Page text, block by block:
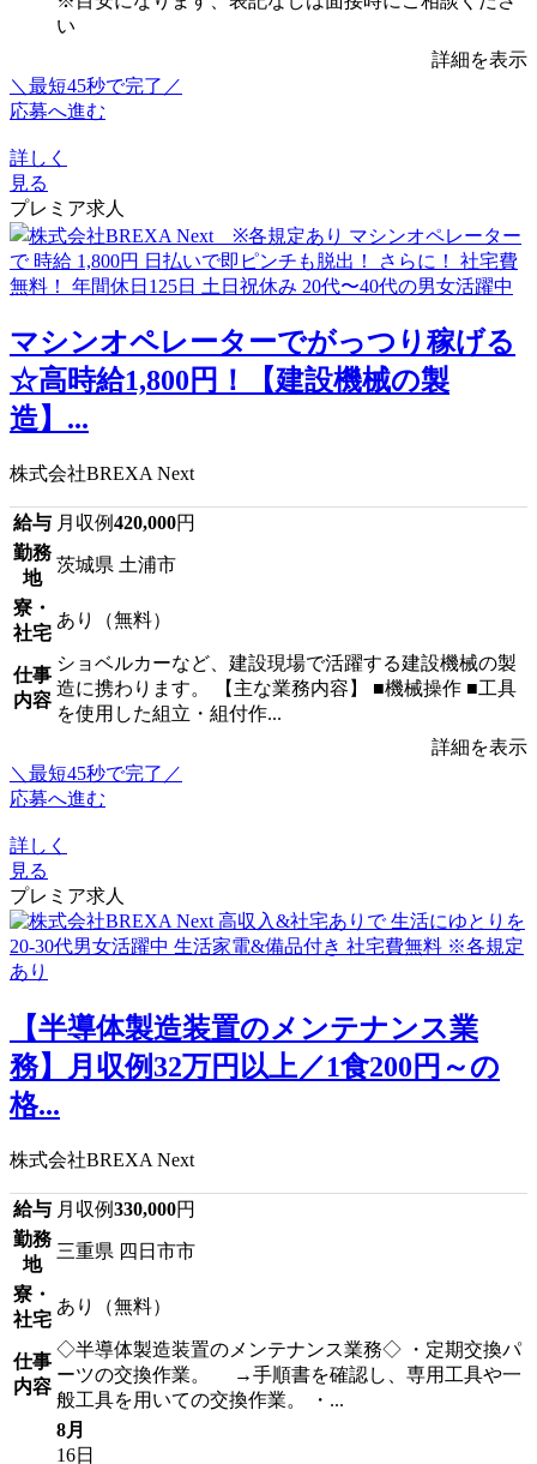
い
詳細を表示
＼最短45秒で完了／
応募へ進む
詳しく
見る
プレミア求人
マシンオペレーターでがっつり稼げる
☆高時給1,800円！【建設機械の製
造】...
株式会社BREXA Next
給与 月収例420,000円
勤務
地
茨城県 土浦市
寮・
社宅
あり（無料）
仕事
内容
ショベルカーなど、建設現場で活躍する建設機械の製
造に携わります。 【主な業務内容】 ■機械操作 ■工具
を使用した組立・組付作...
詳細を表示
＼最短45秒で完了／
応募へ進む
詳しく
見る
プレミア求人
【半導体製造装置のメンテナンス業
務】月収例32万円以上／1食200円～の
格...
株式会社BREXA Next
給与 月収例330,000円
勤務
地
三重県 四日市市
寮・
社宅
あり（無料）
仕事
内容
◇半導体製造装置のメンテナンス業務◇ ・定期交換パ
ーツの交換作業。 →手順書を確認し、専用工具や一
般工具を用いての交換作業。 ・...
8月
16日